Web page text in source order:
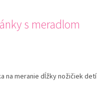
s meradlom
na meranie dĺžky nožičiek detí